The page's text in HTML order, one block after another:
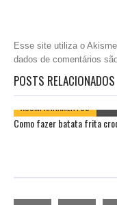
Esse site utiliza o
dados de comentários
POSTS RELACIONADOS
ACOMPANHAMENTOS
Como fazer batata frita